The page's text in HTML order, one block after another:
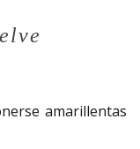
amarillentas